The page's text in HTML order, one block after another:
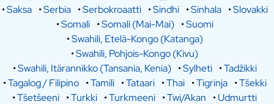
•Saksa •Serbia •Serbokroaatti •Sindhi •Sinhala •Slovakki
•Somali •Somali (Mai-Mai) •Suomi
•Swahili, Etelä-Kongo (Katanga)
•Swahili, Pohjois-Kongo (Kivu)
•Swahili, Itärannikko (Tansania, Kenia) •Sylheti •Tadžikki
•Tagalog / Filipino •Tamili •Tataari •Thai •Tigrinja •Tšekki
•Tšetšeeni •Turkki •Turkmeeni •Twi/Akan •Udmurtti